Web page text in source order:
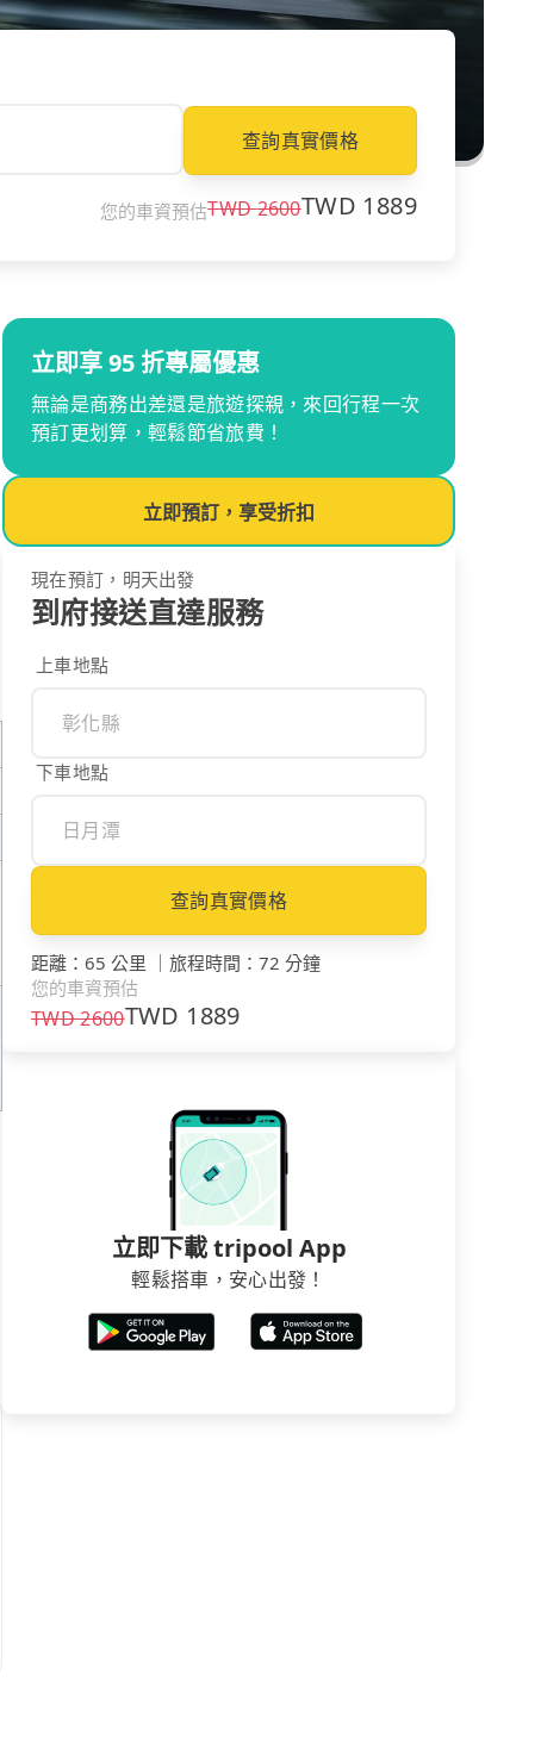
查詢真實價格
您的車資預估TWD2600TWD 1889
立即享 95 折專屬優惠
無論是商務出差還是旅遊探親，來回行程一次
預訂更划算，輕鬆節省旅費！
立即預訂，享受折扣
現在預訂，明天出發
到府接送直達服務
上車地點
下車地點
查詢真實價格
距離 ： 65 公里 ｜ 旅程時間 ： 72 分鐘
您的車資預估
TWD2600TWD 1889
立即下載 tripool App
輕鬆搭車，安心出發！